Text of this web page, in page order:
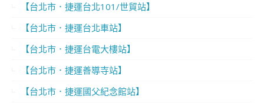
【台北市．捷運台北101/世貿站】
【台北市．捷運台北車站】
【台北市．捷運台電大樓站】
【台北市．捷運善導寺站】
【台北市．捷運國父紀念館站】